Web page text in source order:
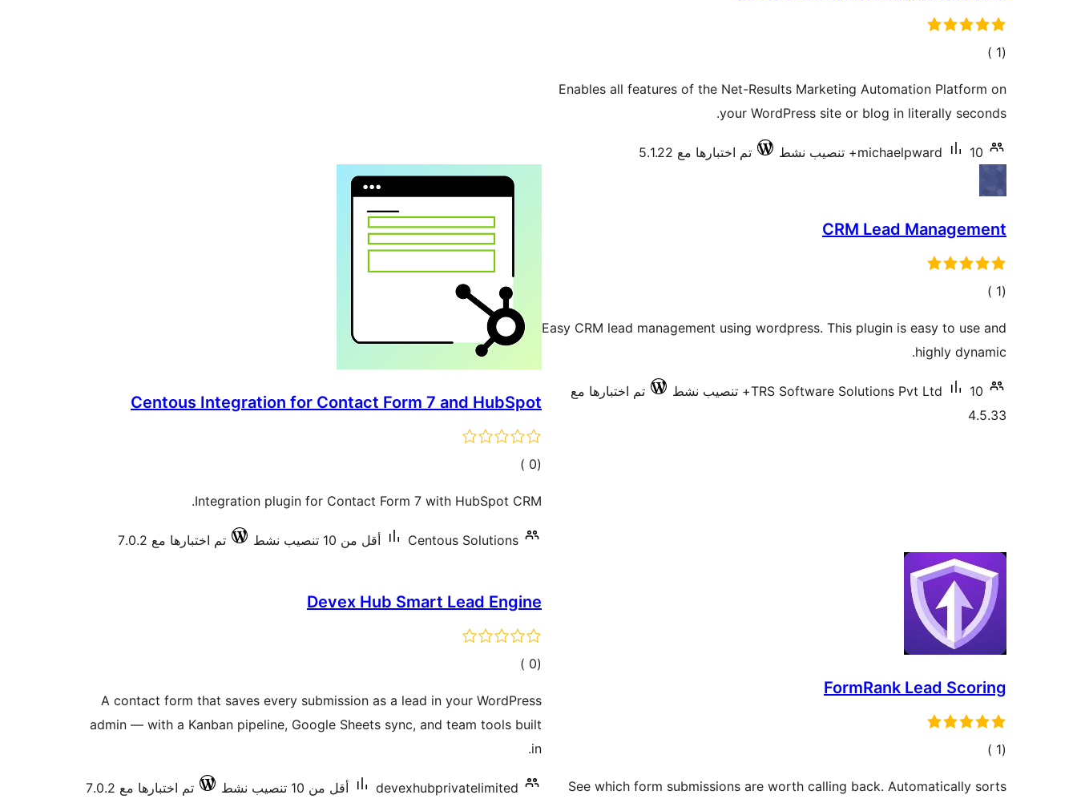
(1
إجمالي)
Enables all features of the Net-Results Marketing Automation Platform on
your WordPress site or blog in literally seconds.
michaelpward 10+ تنصيب نشط تم اختبارها مع 5.1.22
CRM Lead Management
(1
إجمالي)
Easy CRM lead management using wordpress. This plugin is easy to use and
highly dynamic.
TRS Software Solutions Pvt Ltd 10+ تنصيب نشط
تم اختبارها مع
4.5.33
Centous Integration for Contact Form 7 and HubSpot
(0
إجمالي)
Integration plugin for Contact Form 7 with HubSpot CRM.
Centous Solutions أقل من 10 تنصيب نشط تم اختبارها مع 7.0.2
FormRank Lead Scoring
(1
إجمالي)
See which form submissions are worth calling back. Automatically sorts
Devex Hub Smart Lead Engine
(0
إجمالي)
A contact form that saves every submission as a lead in your WordPress
admin — with a Kanban pipeline, Google Sheets sync, and team tools built
in.
devexhubprivatelimited أقل من 10 تنصيب نشط تم اختبارها مع 7.0.2